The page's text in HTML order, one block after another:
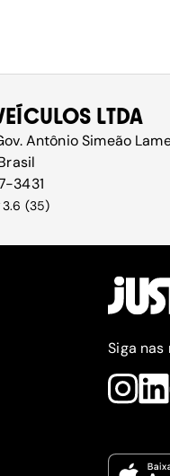
LTDA
Antônio Simeão
3431
3.6 (35)
Siga